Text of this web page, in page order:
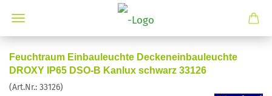
Feuchtraum Einbauleuchte Deckeneinbauleuchte
DROXY IP65 DSO-B Kanlux schwarz 33126
(Art.Nr.: 33126)